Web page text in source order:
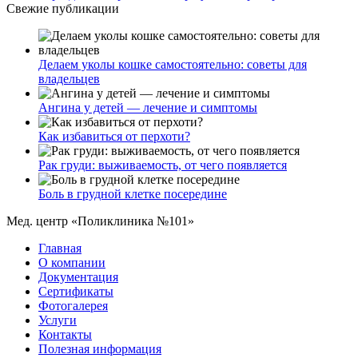
Свежие публикации
Делаем уколы кошке самостоятельно: советы для
владельцев
Ангина у детей — лечение и симптомы
Как избавиться от перхоти?
Рак груди: выживаемость, от чего появляется
Боль в грудной клетке посередине
Мед. центр «Поликлиника №101»
Главная
О компании
Документация
Сертификаты
Фотогалерея
Услуги
Контакты
Полезная информация